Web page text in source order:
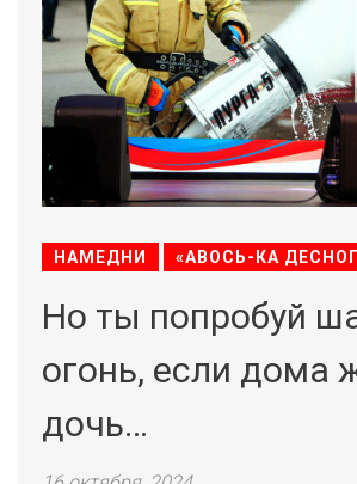
НАМЕДНИ «АВОСЬ-КА
Но ты попробуй
огонь, если дома
дочь…